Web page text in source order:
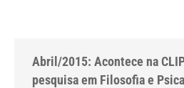
Abril/2015: Acontece na
pesquisa em Filosofia e